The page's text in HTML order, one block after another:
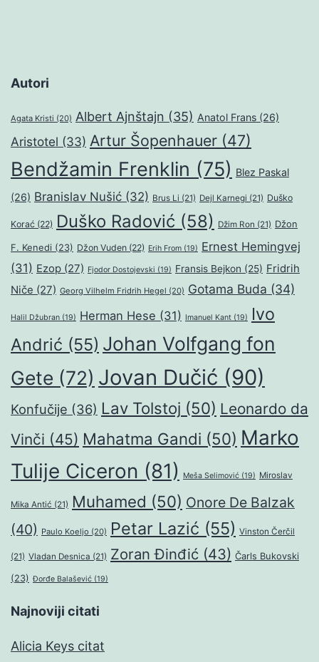
Autori
Agata Kristi (20) Albert Ajnštajn (35) Anatol Frans (26)
Aristotel (33) Artur Šopenhauer (47)
Bendžamin Frenklin (75) Blez Paskal
(26) Branislav Nušić (32) Brus Li (21) Dejl Karnegi (21) Duško
Korać (22) Duško Radović (58) Džim Ron (21) Džon
F. Kenedi (23) Džon Vuden (22) Erih From (19) Ernest Hemingvej
(31) Ezop (27) Fjodor Dostojevski (19) Fransis Bejkon (25) Fridrih
Niče (27) Georg Vilhelm Fridrih Hegel (20) Gotama Buda (34)
Halil Džubran (19) Herman Hese (31) Imanuel Kant (19)
Ivo
Andrić (55) Johan Volfgang fon
Gete (72) Jovan Dučić (90)
Konfučije (36) Lav Tolstoj (50) Leonardo da
Vinči (45) Mahatma Gandi (50) Marko
Tulije Ciceron (81) Meša Selimović (19) Miroslav
Mika Antić (21) Muhamed (50) Onore De Balzak
(40) Paulo Koeljo (20) Petar Lazić (55) Vinston Čerčil
(21) Vladan Desnica (21) Zoran Đinđić (43) Čarls Bukovski
(23) Đorđe Balašević (19)
Najnoviji citati
Alicia Keys citat